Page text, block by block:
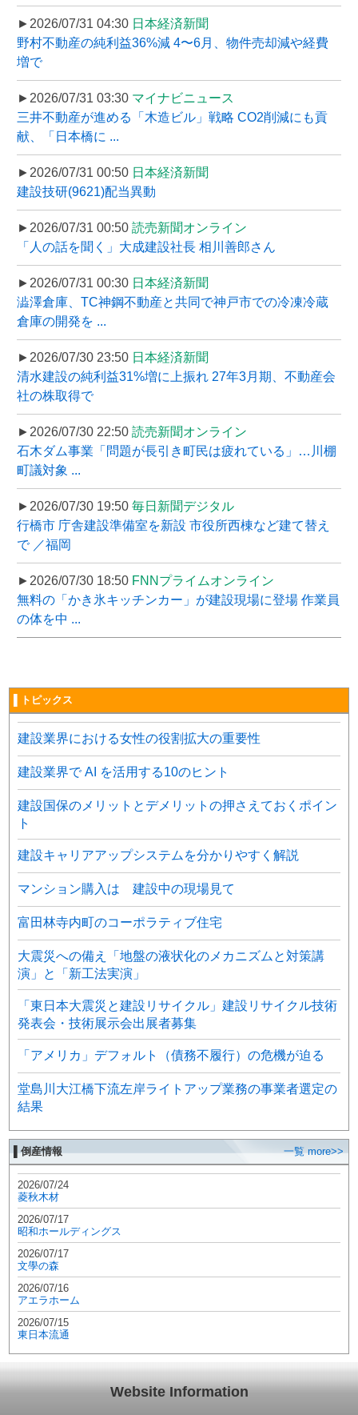
►2026/07/31 04:30 日本経済新聞
野村不動産の純利益36%減 4〜6月、物件売却減や経費
増で
►2026/07/31 03:30 マイナビニュース
三井不動産が進める「木造ビル」戦略 CO2削減にも貢
献、「日本橋に ...
►2026/07/31 00:50 日本経済新聞
建設技研(9621)配当異動
►2026/07/31 00:50 読売新聞オンライン
「人の話を聞く」大成建設社長 相川善郎さん
►2026/07/31 00:30 日本経済新聞
澁澤倉庫、TC神鋼不動産と共同で神戸市での冷凍冷蔵
倉庫の開発を ...
►2026/07/30 23:50 日本経済新聞
清水建設の純利益31%増に上振れ 27年3月期、不動産会
社の株取得で
►2026/07/30 22:50 読売新聞オンライン
石木ダム事業「問題が長引き町民は疲れている」…川棚
町議対象 ...
►2026/07/30 19:50 毎日新聞デジタル
行橋市 庁舎建設準備室を新設 市役所西棟など建て替え
で ／福岡
►2026/07/30 18:50 FNNプライムオンライン
無料の「かき氷キッチンカー」が建設現場に登場 作業員
の体を中 ...
▌トピックス
建設業界における女性の役割拡大の重要性
建設業界で AI を活用する10のヒント
建設国保のメリットとデメリットの押さえておくポイン
ト
建設キャリアアップシステムを分かりやすく解説
マンション購入は 建設中の現場見て
富田林寺内町のコーポラティブ住宅
大震災への備え「地盤の液状化のメカニズムと対策講
演」と「新工法実演」
「東日本大震災と建設リサイクル」建設リサイクル技術
発表会・技術展示会出展者募集
「アメリカ」デフォルト（債務不履行）の危機が迫る
堂島川大江橋下流左岸ライトアップ業務の事業者選定の
結果
▌倒産情報 一覧 more>>
2026/07/24
菱秋木材
2026/07/17
昭和ホールディングス
2026/07/17
文學の森
2026/07/16
アエラホーム
2026/07/15
東日本流通
Website Information